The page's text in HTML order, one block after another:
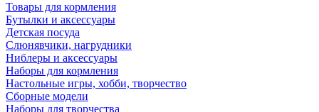
Товары для кормления
Бутылки и аксессуары
Детская посуда
Слюнявчики, нагрудники
Ниблеры и аксессуары
Наборы для кормления
Настольные игры, хобби, творчество
Сборные модели
Наборы для творчества